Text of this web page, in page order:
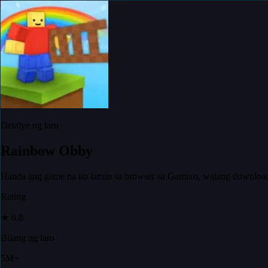
Detalye ng laro
Rainbow Obby
Handa ang game na ito laruin sa browser sa Gamixo, walang
Rating
★ 6.8
Bilang ng laro
5M+